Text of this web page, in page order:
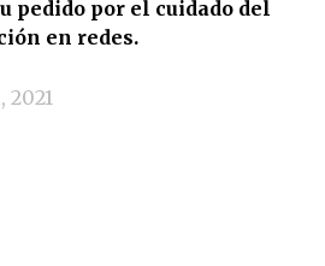
pedido por el cuidado del
en redes.
2021